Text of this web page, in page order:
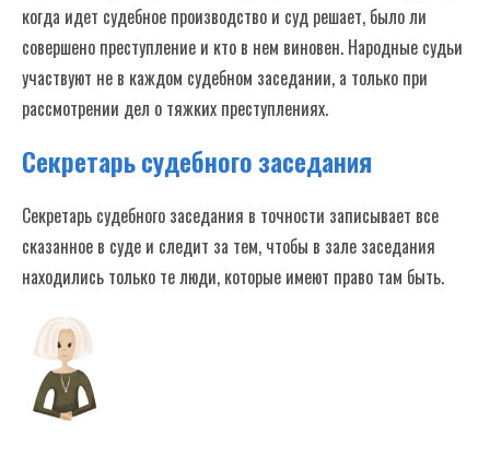
когда идет судебное производство и суд решает, было ли
совершено преступление и кто в нем виновен. Народные судьи
участвуют не в каждом судебном заседании, а только при
рассмотрении дел о тяжких преступлениях.
Секретарь судебного заседания
Секретарь судебного заседания в точности записывает все
сказанное в суде и следит за тем, чтобы в зале заседания
находились только те люди, которые имеют право там быть.